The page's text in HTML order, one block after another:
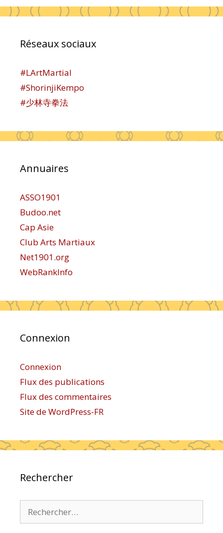
Réseaux sociaux
#LArtMartial
#ShorinjiKempo
#少林寺拳法
Annuaires
ASSO1901
Budoo.net
Cap Asie
Club Arts Martiaux
Net1901.org
WebRankInfo
Connexion
Connexion
Flux des publications
Flux des commentaires
Site de WordPress-FR
Rechercher